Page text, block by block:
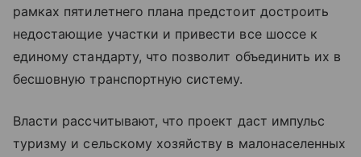
рамках пятилетнего плана предстоит достроить
недостающие участки и привести все шоссе к
единому стандарту, что позволит объединить их в
бесшовную транспортную систему.
Власти рассчитывают, что проект даст импульс
туризму и сельскому хозяйству в малонаселенных